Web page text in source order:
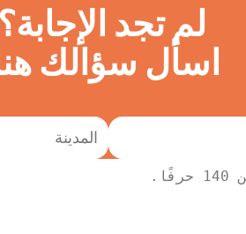
لم تجد الإجابة؟
اسأل سؤالك